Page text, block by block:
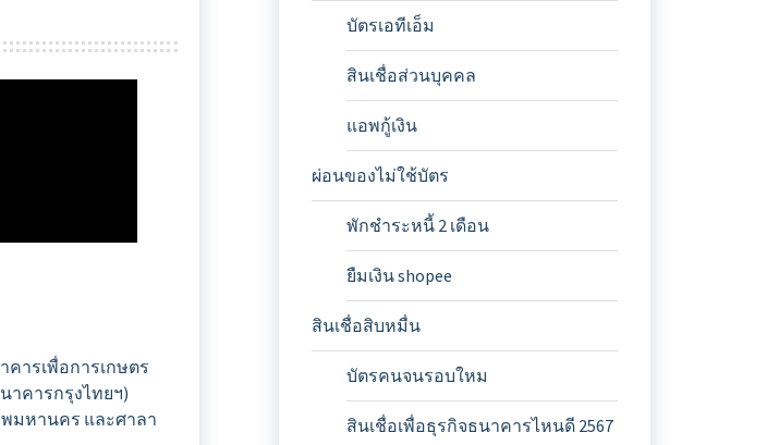
ารเพื่อการเกษตร
าคารกรุงไทยฯ)
พมหานคร และศาลา
บัตรเอทีเอ็ม
สินเชื่อส่วนบุคคล
แอพกู้เงิน
ผ่อนของไม่ใช้บัตร
พักชำระหนี้ 2 เดือน
ยืมเงิน shopee
สินเชื่อสิบหมื่น
บัตรคนจนรอบใหม
สินเชื่อเพื่อธุรกิจธนาคารไหนดี 2567